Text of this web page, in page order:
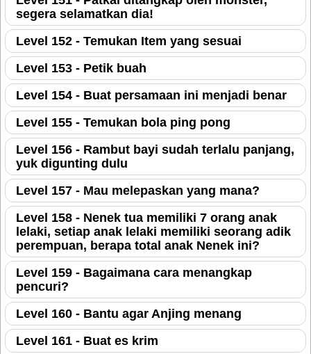
segera selamatkan dia!
Level 152 - Temukan Item yang sesuai
Level 153 - Petik buah
Level 154 - Buat persamaan ini menjadi benar
Level 155 - Temukan bola ping pong
Level 156 - Rambut bayi sudah terlalu panjang,
yuk digunting dulu
Level 157 - Mau melepaskan yang mana?
Level 158 - Nenek tua memiliki 7 orang anak
lelaki, setiap anak lelaki memiliki seorang adik
perempuan, berapa total anak Nenek ini?
Level 159 - Bagaimana cara menangkap
pencuri?
Level 160 - Bantu agar Anjing menang
Level 161 - Buat es krim